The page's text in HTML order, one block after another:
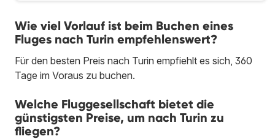
Wie viel Vorlauf ist beim Buchen eines
Fluges nach Turin empfehlenswert?
Für den besten Preis nach Turin empfiehlt es sich, 360
Tage im Voraus zu buchen.
Welche Fluggesellschaft bietet die
günstigsten Preise, um nach Turin zu
fliegen?